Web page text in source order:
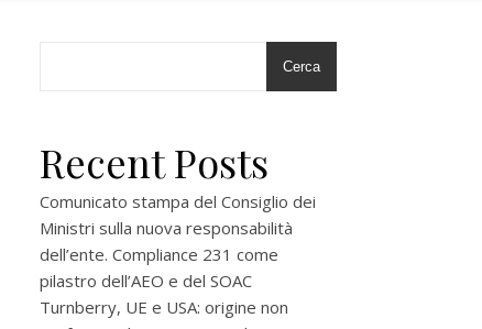
Cerca
Recent Posts
Comunicato stampa del Consiglio dei
Ministri sulla nuova responsabilità
dell’ente. Compliance 231 come
pilastro dell’AEO e del SOAC
Turnberry, UE e USA: origine non